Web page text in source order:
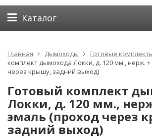
Каталог
Главная Дымоходы Готовые
комплект дымохода Локки, д. 120 мм., нерж.
через крышу, задний выход)
Готовый комплект
Локки, д. 120 мм.,
эмаль (проход через
задний выход)